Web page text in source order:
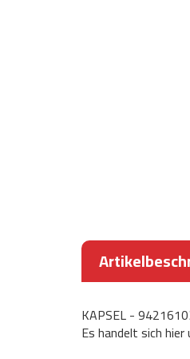
KAPSEL -
Es handelt sich